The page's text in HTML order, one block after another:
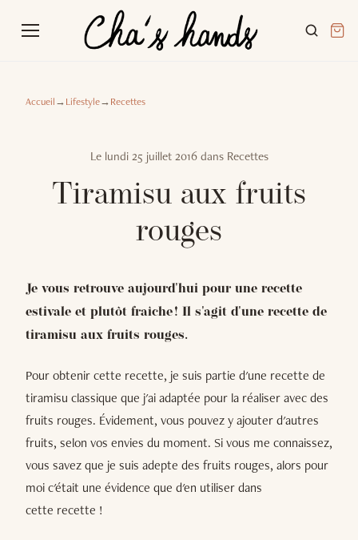
Accueil→Lifestyle→Recettes
Le lundi 25 juillet 2016dans Recettes
Tiramisu aux fruits
rouges
Je vous retrouve aujourd'hui pour une recette
estivale et plutôt fraîche ! Il s'agit d'une recette de
tiramisu aux fruits rouges.
Pour obtenir cette recette, je suis partie d'une recette de
tiramisu classique que j'ai adaptée pour la réaliser avec des
fruits rouges. Évidement, vous pouvez y ajouter d'autres
fruits, selon vos envies du moment. Si vous me connaissez,
vous savez que je suis adepte des fruits rouges, alors pour
moi c'était une évidence que d'en utiliser dans
cette recette !